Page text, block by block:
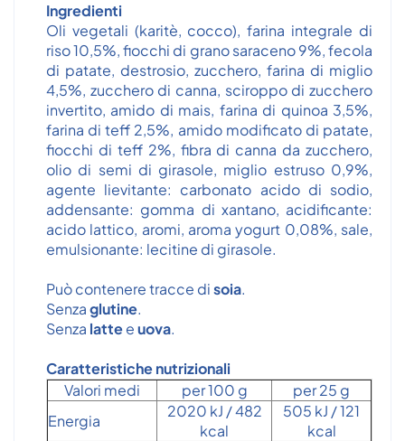
Ingredienti
Oli vegetali (karitè, cocco), farina integrale di
riso 10,5%, fiocchi di grano saraceno 9%, fecola
di patate, destrosio, zucchero, farina di miglio
4,5%, zucchero di canna, sciroppo di zucchero
invertito, amido di mais, farina di quinoa 3,5%,
farina di teff 2,5%, amido modificato di patate,
fiocchi di teff 2%, fibra di canna da zucchero,
olio di semi di girasole, miglio estruso 0,9%,
agente lievitante: carbonato acido di sodio,
addensante: gomma di xantano, acidificante:
acido lattico, aromi, aroma yogurt 0,08%, sale,
emulsionante: lecitine di girasole.
Può contenere tracce disoia.
Senzaglutine.
Senza latteeuova.
Caratteristiche nutrizionali
Valori medi
per 100 g
per 25 g
Energia
2020 kJ / 482
kcal
505 kJ / 121
kcal